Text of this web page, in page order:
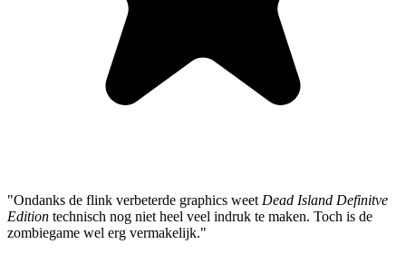
"Ondanks de flink verbeterde graphics weet Dead Island Definitve
Edition technisch nog niet heel veel indruk te maken. Toch is de
zombiegame wel erg vermakelijk."